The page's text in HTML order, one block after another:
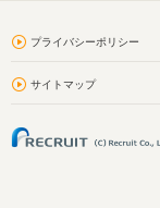
プライバシーポリシー
サイトマップ